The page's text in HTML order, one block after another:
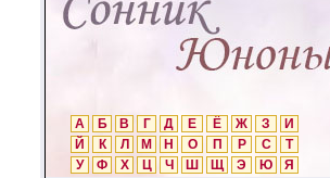
А Б В Г Д Е Ё Ж З
И
Й
К Л М Н О П Р С
Т
У
Ф Х Ц Ч Ш Щ Э Ю Я